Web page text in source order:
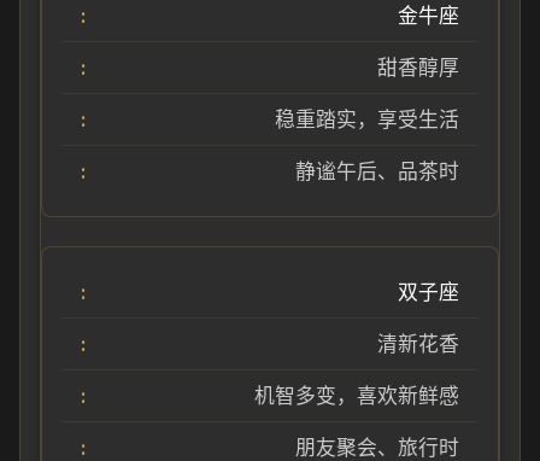
金牛座
甜香醇厚
稳重踏实，享受生活
静谧午后、品茶时
双子座
清新花香
机智多变，喜欢新鲜感
朋友聚会、旅行时